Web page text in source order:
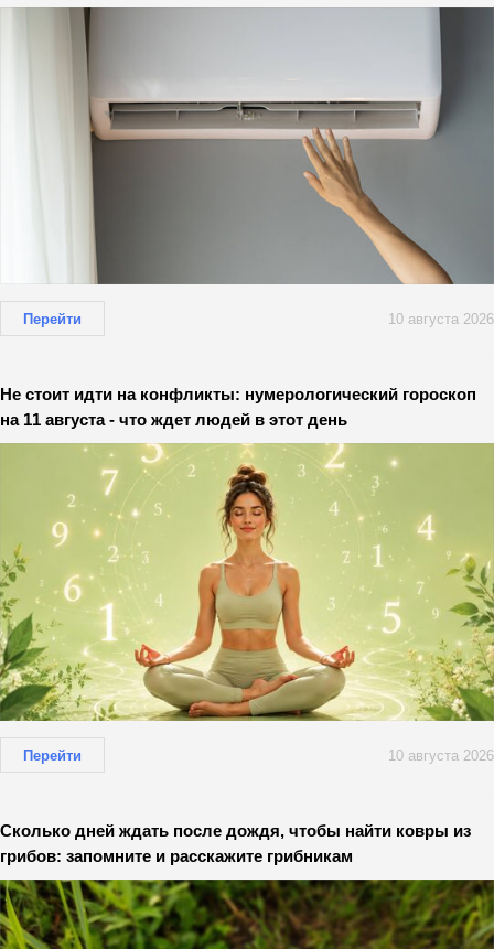
Перейти 10 августа 2026
Не стоит идти на конфликты: нумерологический гороскоп
на 11 августа - что ждет людей в этот день
Перейти 10 августа 2026
Сколько дней ждать после дождя, чтобы найти ковры из
грибов: запомните и расскажите грибникам